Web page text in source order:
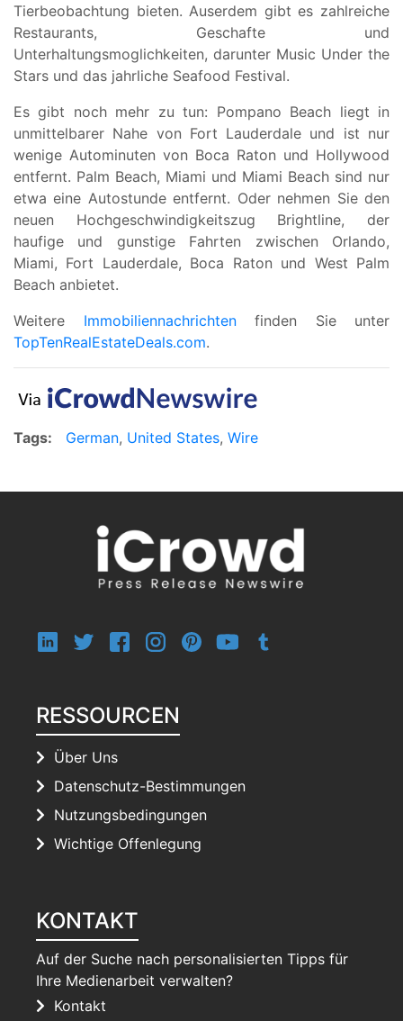
Tierbeobachtung bieten. Auserdem gibt es zahlreiche
Restaurants, Geschafte und
Unterhaltungsmoglichkeiten, darunter Music Under the
Stars und das jahrliche Seafood Festival.
Es gibt noch mehr zu tun: Pompano Beach liegt in
unmittelbarer Nahe von Fort Lauderdale und ist nur
wenige Autominuten von Boca Raton und Hollywood
entfernt. Palm Beach, Miami und Miami Beach sind nur
etwa eine Autostunde entfernt. Oder nehmen Sie den
neuen Hochgeschwindigkeitszug Brightline, der
haufige und gunstige Fahrten zwischen Orlando,
Miami, Fort Lauderdale, Boca Raton und West Palm
Beach anbietet.
Weitere Immobiliennachrichtenfinden Sie unter
TopTenRealEstateDeals.com.
Tags: German, United States, Wire
RESSOURCEN
Über Uns
Datenschutz-Bestimmungen
Nutzungsbedingungen
Wichtige Offenlegung
KONTAKT
Auf der Suche nach personalisierten Tipps für
Ihre Medienarbeit verwalten?
Kontakt